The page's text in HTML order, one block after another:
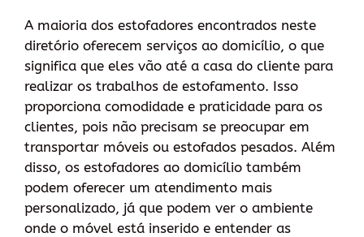
A maioria dos estofadores encontrados neste
diretório oferecem serviços ao domicílio, o que
significa que eles vão até a casa do cliente para
realizar os trabalhos de estofamento. Isso
proporciona comodidade e praticidade para os
clientes, pois não precisam se preocupar em
transportar móveis ou estofados pesados. Além
disso, os estofadores ao domicílio também
podem oferecer um atendimento mais
personalizado, já que podem ver o ambiente
onde o móvel está inserido e entender as